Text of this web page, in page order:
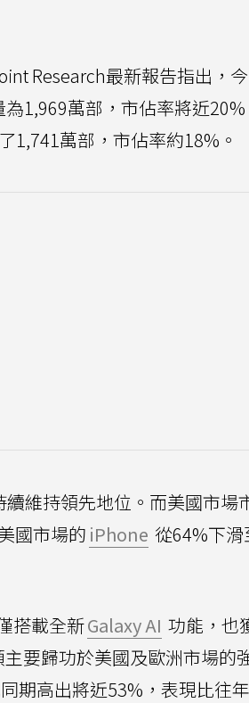
Research最新報告指出，今
1,969萬部，市佔率將近
1,741萬部，市佔率約18%。
維持領先地位。而美國市場
國市場的 iPhone 從64%下滑
搭載全新Galaxy AI 功能，也
要歸功於美國及歐洲市場的
期高出將近53%，表現比往